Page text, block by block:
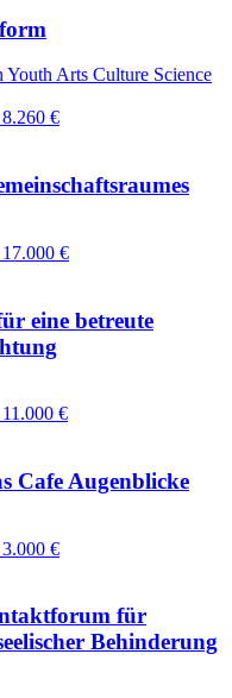
Arts Culture Science
€
€
eine betreute
€
Cafe Augenblicke
€
für
Behinderung